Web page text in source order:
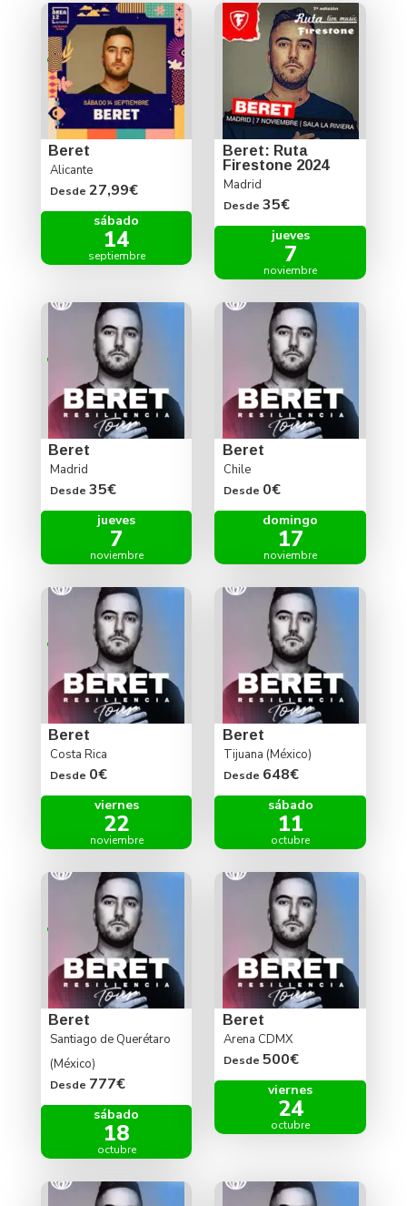
Beret
Alicante
Desde 27,99€
sábado
14
septiembre
Beret: Ruta
Firestone 2024
Madrid
Desde 35€
jueves
7
noviembre
Beret
Madrid
Desde 35€
jueves
7
noviembre
Beret
Chile
Desde 0€
domingo
17
noviembre
Beret
Costa Rica
Desde 0€
viernes
22
noviembre
Beret
Tijuana (México)
Desde 648€
sábado
11
octubre
Beret
Santiago de Querétaro
(México)
Desde 777€
sábado
18
octubre
Beret
Arena CDMX
Desde 500€
viernes
24
octubre